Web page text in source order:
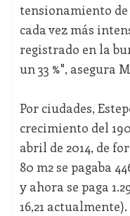
tensionamiento de
cada vez más
registrado en la
un 33 %", asegura
Por ciudades,
crecimiento del
abril de 2014, de
80 m2 se pagaba
y ahora se paga
16,21 actualmente).